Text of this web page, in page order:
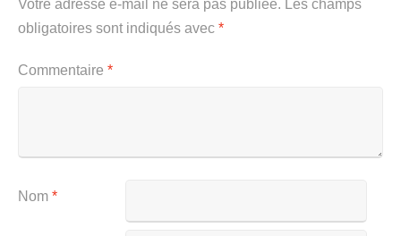
Votre adresse e-mail ne sera pas publiée. Les champs
obligatoires sont indiqués avec *
Commentaire *
Nom *